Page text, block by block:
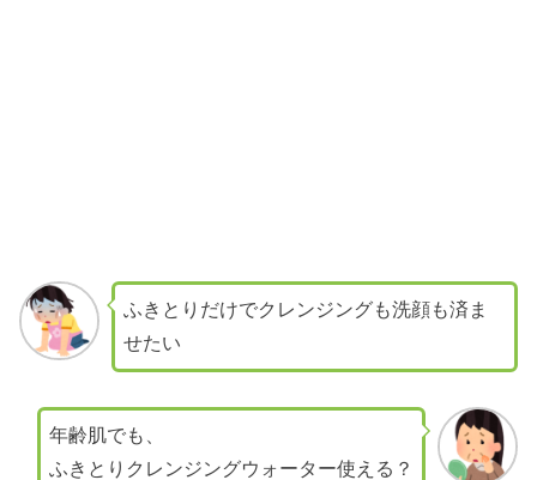
ふきとりだけでクレンジングも洗顔も済ま
せたい
年齢肌でも、
ふきとりクレンジングウォーター使える？